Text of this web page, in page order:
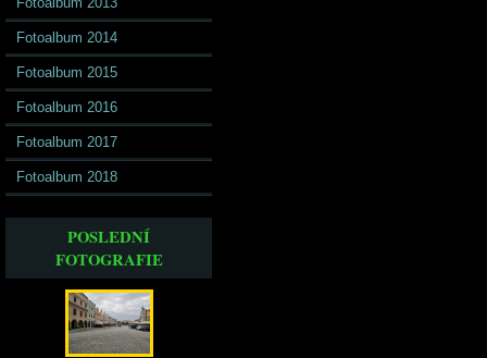
Fotoalbum 2014
Fotoalbum 2015
Fotoalbum 2016
Fotoalbum 2017
Fotoalbum 2018
POSLEDNÍ
FOTOGRAFIE